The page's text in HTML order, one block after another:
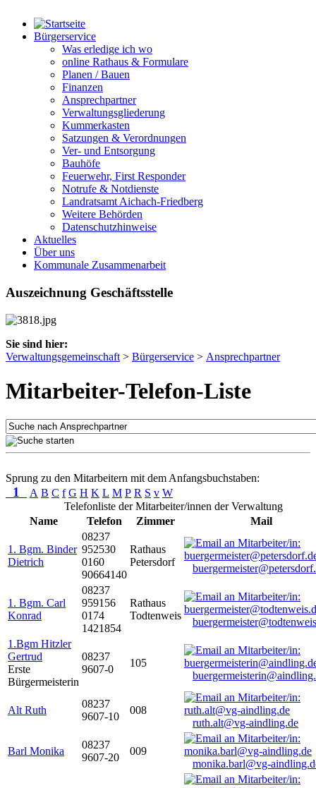
Bürgerservice
Was erledige ich wo
online Rathaus & Formulare
Planen / Bauen
Finanzen
Ansprechpartner
Verwaltungsgliederung
Kummerkasten
Satzungen & Verordnungen
Ver- und Entsorgung
Bauhöfe
Feuerwehr, First Responder
Notrufe & Notdienste
Landratsamt Aichach-Friedberg
Weitere Behörden
Datenschutzhinweise
Aktuelles
Über uns
Kommunale Zusammenarbeit
Auszeichnung Geschäftsstelle
Sie sind hier:
Verwaltungsgemeinschaft > Bürgerservice > Ansprechpartner
Mitarbeiter-Telefon-Liste
Sprung zu den Mitarbeitern mit dem Anfangsbuchstaben:
1 A B C f G H K L M P R S v W
Telefonliste der Mitarbeiter/innen der Verwaltung
Name
Telefon Zimmer Mail
1. Bgm. Binder
Dietrich
08237
952530
0160
90664140
Rathaus
Petersdorf
1. Bgm. Carl
Konrad
08237
959156
0174
1421854
Rathaus
Todtenweis
1.Bgm Hitzler
Gertrud
Erste
Bürgermeisterin
08237
9607-0
105
Alt Ruth
08237
9607-10
008
ruth.alt@vg-aindling.de
Barl Monika
08237
9607-20
009
monika.barl@vg-